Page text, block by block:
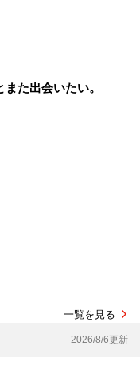
た出会いたい。
一覧を見る
2026/8/6更新